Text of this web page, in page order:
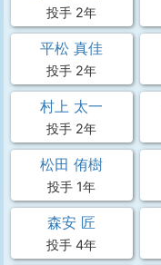
投手 2年
平松 真佳
投手 2年
村上 太一
投手 2年
松田 侑樹
投手 1年
森安 匠
投手 4年